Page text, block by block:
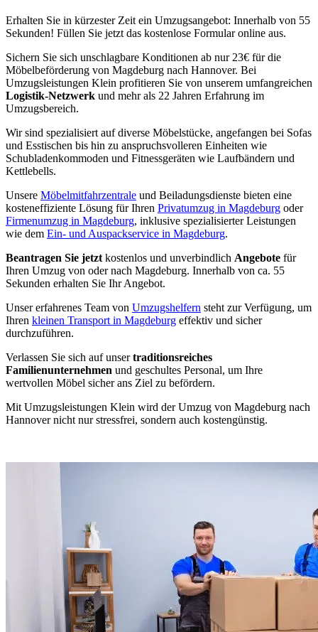
Erhalten Sie in kürzester Zeit ein Umzugsangebot: Innerhalb von 55
Sekunden! Füllen Sie jetzt das kostenlose Formular online aus.
Sichern Sie sich unschlagbare Konditionen ab nur 23€ für die
Möbelbeförderung von Magdeburg nach Hannover. Bei
Umzugsleistungen Klein profitieren Sie von unserem umfangreichen
Logistik-Netzwerk und mehr als 22 Jahren Erfahrung im
Umzugsbereich.
Wir sind spezialisiert auf diverse Möbelstücke, angefangen bei Sofas
und Esstischen bis hin zu anspruchsvolleren Einheiten wie
Schubladenkommoden und Fitnessgeräten wie Laufbändern und
Kettlebells.
Unsere Möbelmitfahrzentrale und Beiladungsdienste bieten eine
kosteneffiziente Lösung für Ihren Privatumzug in Magdeburg oder
Firmenumzug in Magdeburg, inklusive spezialisierter Leistungen
wie dem Ein- und Auspackservice in Magdeburg.
Beantragen Sie jetzt kostenlos und unverbindlich Angebote für
Ihren Umzug von oder nach Magdeburg. Innerhalb von ca. 55
Sekunden erhalten Sie Ihr Angebot.
Unser erfahrenes Team von Umzugshelfern steht zur Verfügung, um
Ihren kleinen Transport in Magdeburg effektiv und sicher
durchzuführen.
Verlassen Sie sich auf unsertraditionsreiches
Familienunternehmen und geschultes Personal, um Ihre
wertvollen Möbel sicher ans Ziel zu befördern.
Mit Umzugsleistungen Klein wird der Umzug von Magdeburg nach
Hannover nicht nur stressfrei, sondern auch kostengünstig.